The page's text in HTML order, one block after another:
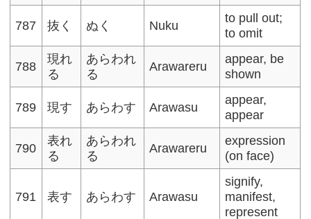
787 抜く ぬく Nuku
to pull out;
to omit
788
現れ
る
あらわれ
る
Arawareru
appear, be
shown
789 現す あらわす Arawasu
appear,
appear
790
表れ
る
あらわれ
る
Arawareru
expression
(on face)
791 表す あらわす Arawasu
signify,
manifest,
represent